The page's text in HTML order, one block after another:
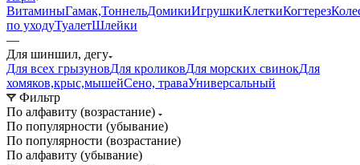
ВитаминыГамак,ТоннельДомикиИгрушкиКлеткиКогтерез
по уходуТуалетШлейки
—
Для шиншил, дегу
Для всех грызуновДля кроликовДля морских свинокДля
хомяков,крыс,мышейСено, траваУниверсальный
Фильтр
По алфавиту (возрастание)
По популярности (убывание)
По популярности (возрастание)
По алфавиту (убывание)